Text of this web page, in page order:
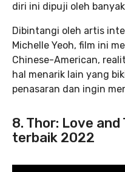
diri ini dipuji oleh
Dibintangi oleh artis
Michelle Yeoh, film ini
Chinese-American,
hal menarik lain yang
penasaran dan ingin
8. Thor: Love
terbaik 2022